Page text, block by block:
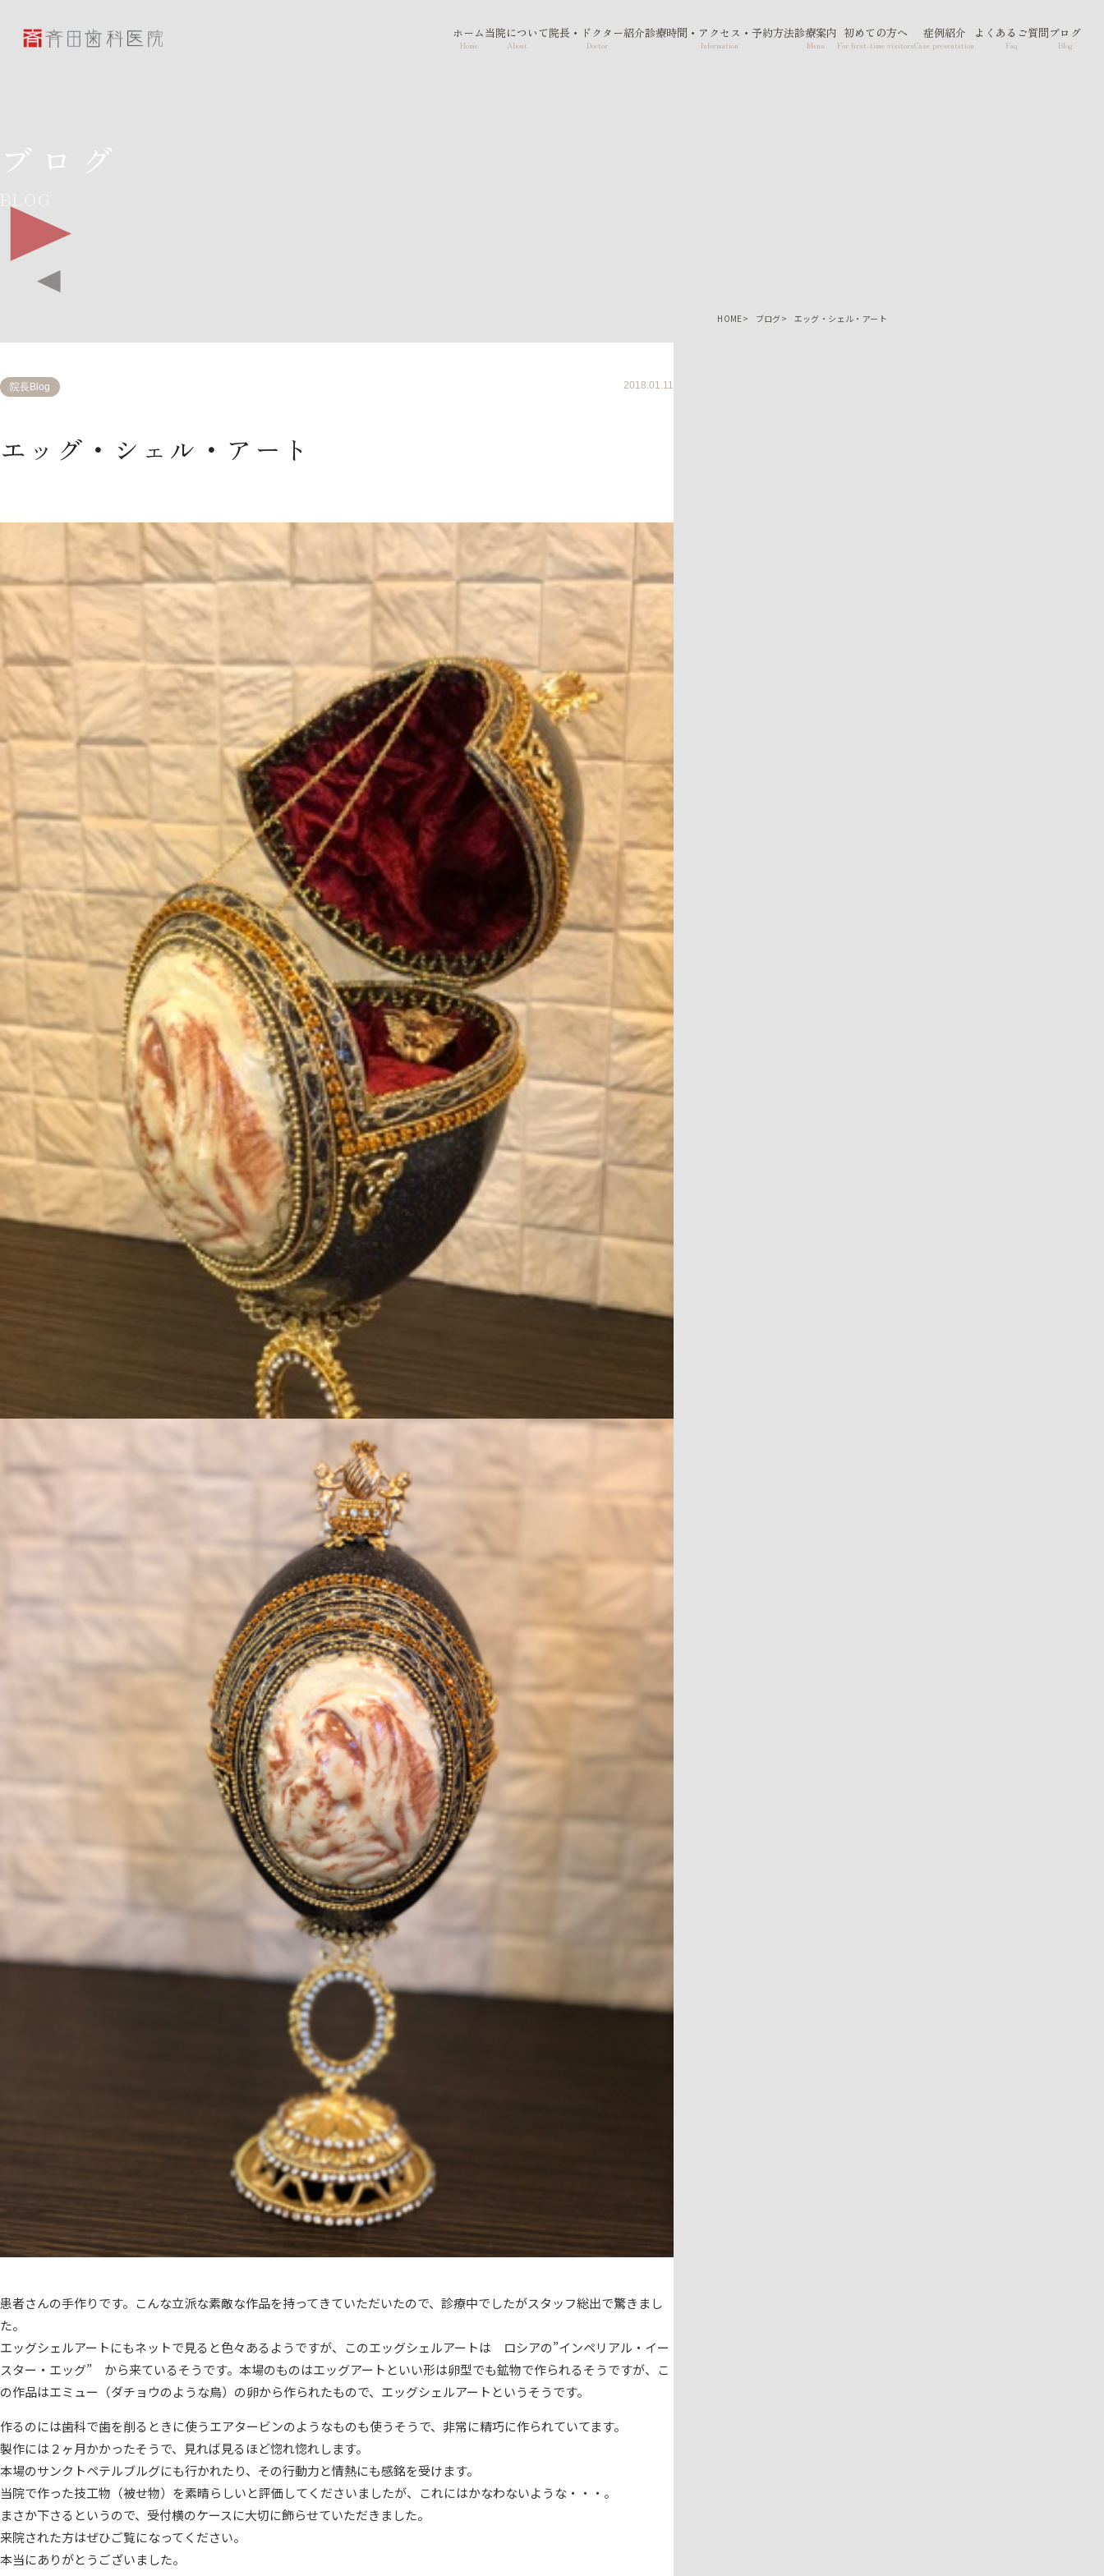
斉田歯科医院
ホーム
Home
当院について
About
院長・ドクター紹介
Doctor
診療時間・アクセス・予約方法
Information
診療案内
Menu
初めての方へ
For first-time visitors
症例紹介
Case presentation
よくあるご質問
Faq
ブログ
Blog
ブログ
HOME ブログ エッグ・シェル・アート
院長Blog 2018.01.11
エッグ・シェル・アート
患者さんの手作りです。こんな立派な素敵な作品を持ってきていただいたので、診療中でしたがスタッフ総出で驚きまし
た。
エッグシェルアートにもネットで見ると色々あるようですが、このエッグシェルアートは ロシアの”インペリアル・イー
スター・エッグ” から来ているそうです。本場のものはエッグアートといい形は卵型でも鉱物で作られるそうですが、こ
の作品はエミュー（ダチョウのような鳥）の卵から作られたもので、エッグシェルアートというそうです。
作るのには歯科で歯を削るときに使うエアタービンのようなものも使うそうで、非常に精巧に作られていてます。
製作には２ヶ月かかったそうで、見れば見るほど惚れ惚れします。
本場のサンクトペテルブルグにも行かれたり、その行動力と情熱にも感銘を受けます。
当院で作った技工物（被せ物）を素晴らしいと評価してくださいましたが、これにはかなわないような・・・。
まさか下さるというので、受付横のケースに大切に飾らせていただきました。
来院された方はぜひご覧になってください。
本当にありがとうございました。